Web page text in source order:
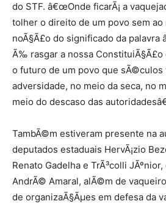
do STF. â€œOnde ficarÃ¡ a
tolher o direito de um povo sem ao
noÃ§Ã£o do significado da palavra
Ã‰ rasgar a nossa ConstituiÃ§Ã£o
o futuro de um povo que sÃ©culos
adversidade, no meio da seca, no
meio do descaso das
TambÃ©m estiveram presente na
deputados estaduais HervÃ¡zio
Renato Gadelha e TrÃ³colli
AndrÃ© Amaral, alÃ©m de
de organizaÃ§Ãµes em defesa da